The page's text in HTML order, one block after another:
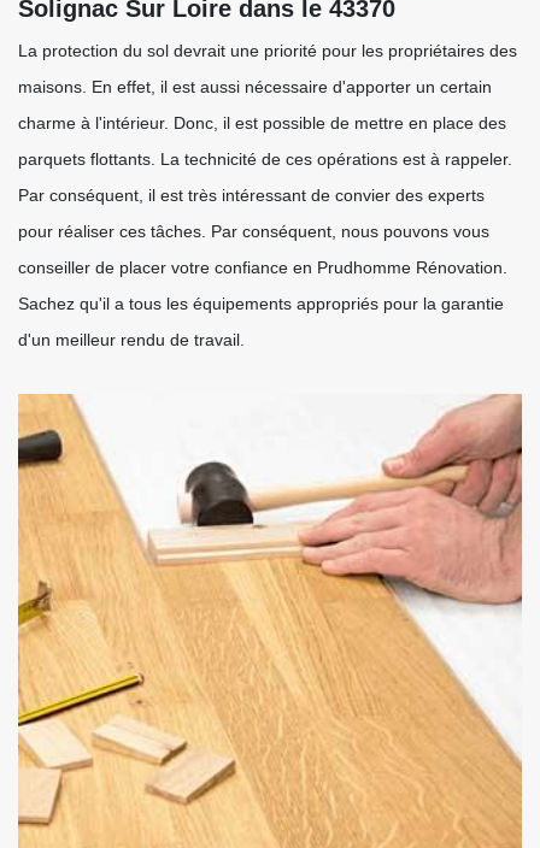
Solignac Sur Loire dans le 43370
La protection du sol devrait une priorité pour les propriétaires des
maisons. En effet, il est aussi nécessaire d'apporter un certain
charme à l'intérieur. Donc, il est possible de mettre en place des
parquets flottants. La technicité de ces opérations est à rappeler.
Par conséquent, il est très intéressant de convier des experts
pour réaliser ces tâches. Par conséquent, nous pouvons vous
conseiller de placer votre confiance en Prudhomme Rénovation.
Sachez qu'il a tous les équipements appropriés pour la garantie
d'un meilleur rendu de travail.